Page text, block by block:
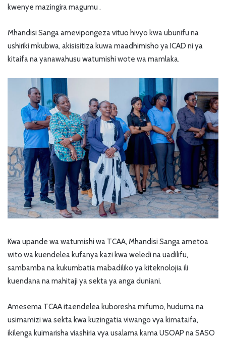
kwenye mazingira magumu .
Mhandisi Sanga amevipongeza vituo hivyo kwa ubunifu na
ushiriki mkubwa, akisisitiza kuwa maadhimisho ya ICAD ni ya
kitaifa na yanawahusu watumishi wote wa mamlaka.
Kwa upande wa watumishi wa TCAA, Mhandisi Sanga ametoa
wito wa kuendelea kufanya kazi kwa weledi na uadilifu,
sambamba na kukumbatia mabadiliko ya kiteknolojia ili
kuendana na mahitaji ya sekta ya anga duniani.
Amesema TCAA itaendelea kuboresha mifumo, huduma na
usimamizi wa sekta kwa kuzingatia viwango vya kimataifa,
ikilenga kuimarisha viashiria vya usalama kama USOAP na SASO